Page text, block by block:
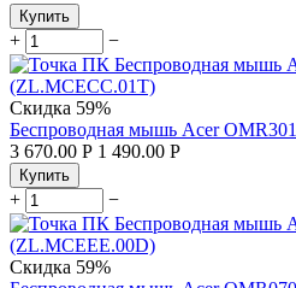
Купить
+ −
Скидка 59%
Беспроводная мышь Acer
3 670.00 Р 1 490.00 Р
Купить
+ −
Скидка 59%